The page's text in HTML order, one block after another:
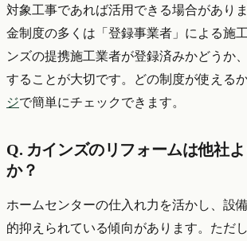
対象工事であれば活用できる場合があり
金制度の多くは「登録事業者」による施
ンズの提携施工業者が登録済みかどうか
することが大切です。どの制度が使える
ジで簡単にチェックできます。
Q. カインズのリフォームは他社
か？
ホームセンターの仕入れ力を活かし、設
的抑えられている傾向があります。ただ